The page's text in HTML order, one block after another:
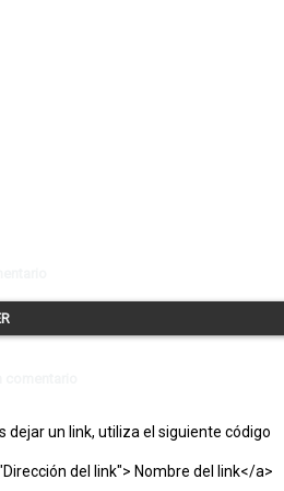
dejar un link, utiliza el siguiente código
del link"> Nombre del link</a>